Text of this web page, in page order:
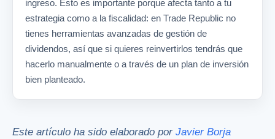
ingreso. Esto es importante porque afecta tanto a tu
estrategia como a la fiscalidad: en Trade Republic no
tienes herramientas avanzadas de gestión de
dividendos, así que si quieres reinvertirlos tendrás que
hacerlo manualmente o a través de un plan de inversión
bien planteado.
Este artículo ha sido elaborado por Javier Borja